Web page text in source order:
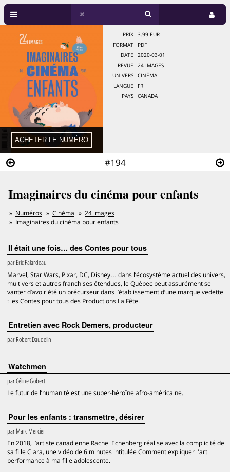
#194
PRIX
3.99 EUR
FORMAT
PDF
DATE
2020-03-01
REVUE
24 IMAGES
UNIVERS
CINÉMA
LANGUE
FR
PAYS
CANADA
Imaginaires du cinéma pour enfants
Numéros Cinéma
24 images
Imaginaires du cinéma pour enfants
Il était une fois… des Contes pour tous
parEric Falardeau
Marvel, Star Wars, Pixar, DC, Disney… dans l’écosystème actuel des univers,
multivers et autres franchises étendues, le Québec peut assurément se
vanter d’avoir été un précurseur dans l’établissement d’une marque vedette
: les Contes pour tous des Productions La Fête.
Entretien avec Rock Demers, producteur
parRobert Daudelin
Watchmen
parCéline Gobert
Le futur de l’humanité est une super-héroïne afro-américaine.
Pour les enfants : transmettre, désirer
parMarc Mercier
En 2018, l’artiste canadienne Rachel Echenberg réalise avec la complicité de
sa fille Clara, une vidéo de 6 minutes intitulée Comment expliquer l'art
performance à ma fille adolescente.